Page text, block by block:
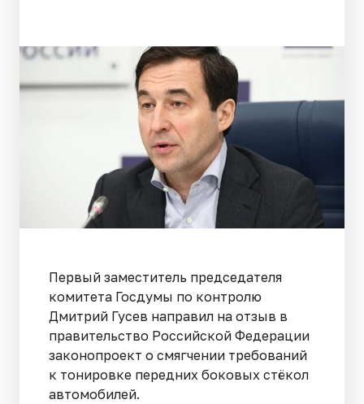
Первый заместитель председателя
комитета Госдумы по контролю
Дмитрий Гусев направил на отзыв в
правительство Российской Федерации
законопроект о смягчении требований
к тонировке передних боковых стёкол
автомобилей.